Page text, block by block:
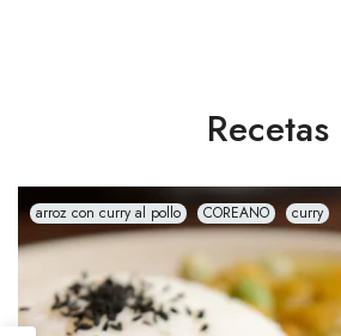
Recetas
arroz con curry al pollo COREANO curry